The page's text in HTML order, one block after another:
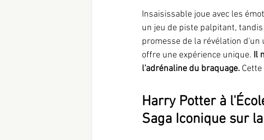
Insaisissable joue avec les
un jeu de piste palpitant,
promesse de la révélation
offre une expérience unique. Il
l'adrénaline du braquage.
Harry Potter à
Saga Iconique sur